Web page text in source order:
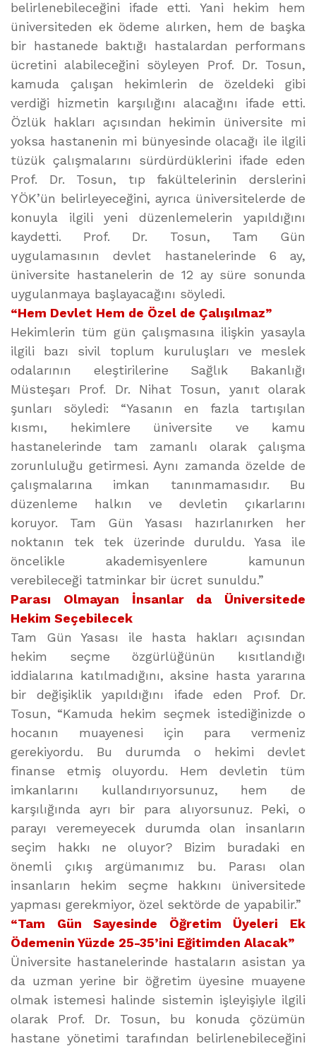
belirlenebileceğini ifade etti. Yani hekim hem
üniversiteden ek ödeme alırken, hem de başka
bir hastanede baktığı hastalardan performans
ücretini alabileceğini söyleyen Prof. Dr. Tosun,
kamuda çalışan hekimlerin de özeldeki gibi
verdiği hizmetin karşılığını alacağını ifade etti.
Özlük hakları açısından hekimin üniversite mi
yoksa hastanenin mi bünyesinde olacağı ile ilgili
tüzük çalışmalarını sürdürdüklerini ifade eden
Prof. Dr. Tosun, tıp fakültelerinin derslerini
YÖK’ün belirleyeceğini, ayrıca üniversitelerde de
konuyla ilgili yeni düzenlemelerin yapıldığını
kaydetti. Prof. Dr. Tosun, Tam Gün
uygulamasının devlet hastanelerinde 6 ay,
üniversite hastanelerin de 12 ay süre sonunda
uygulanmaya başlayacağını söyledi.
“Hem Devlet Hem de Özel de Çalışılmaz”
Hekimlerin tüm gün çalışmasına ilişkin yasayla
ilgili bazı sivil toplum kuruluşları ve meslek
odalarının eleştirilerine Sağlık Bakanlığı
Müsteşarı Prof. Dr. Nihat Tosun, yanıt olarak
şunları söyledi: “Yasanın en fazla tartışılan
kısmı, hekimlere üniversite ve kamu
hastanelerinde tam zamanlı olarak çalışma
zorunluluğu getirmesi. Aynı zamanda özelde de
çalışmalarına imkan tanınmamasıdır. Bu
düzenleme halkın ve devletin çıkarlarını
koruyor. Tam Gün Yasası hazırlanırken her
noktanın tek tek üzerinde duruldu. Yasa ile
öncelikle akademisyenlere kamunun
verebileceği tatminkar bir ücret sunuldu.”
Parası Olmayan İnsanlar da Üniversitede
Hekim Seçebilecek
Tam Gün Yasası ile hasta hakları açısından
hekim seçme özgürlüğünün kısıtlandığı
iddialarına katılmadığını, aksine hasta yararına
bir değişiklik yapıldığını ifade eden Prof. Dr.
Tosun, “Kamuda hekim seçmek istediğinizde o
hocanın muayenesi için para vermeniz
gerekiyordu. Bu durumda o hekimi devlet
finanse etmiş oluyordu. Hem devletin tüm
imkanlarını kullandırıyorsunuz, hem de
karşılığında ayrı bir para alıyorsunuz. Peki, o
parayı veremeyecek durumda olan insanların
seçim hakkı ne oluyor? Bizim buradaki en
önemli çıkış argümanımız bu. Parası olan
insanların hekim seçme hakkını üniversitede
yapması gerekmiyor, özel sektörde de yapabilir.”
“Tam Gün Sayesinde Öğretim Üyeleri Ek
Ödemenin Yüzde 25-35’ini Eğitimden Alacak”
Üniversite hastanelerinde hastaların asistan ya
da uzman yerine bir öğretim üyesine muayene
olmak istemesi halinde sistemin işleyişiyle ilgili
olarak Prof. Dr. Tosun, bu konuda çözümün
hastane yönetimi tarafından belirlenebileceğini